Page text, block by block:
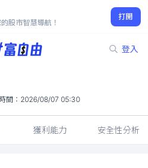
股市智慧導航！
打開
登入
-2.39%
間： 2026/08/07 05:30
獲利能力 安全性分析